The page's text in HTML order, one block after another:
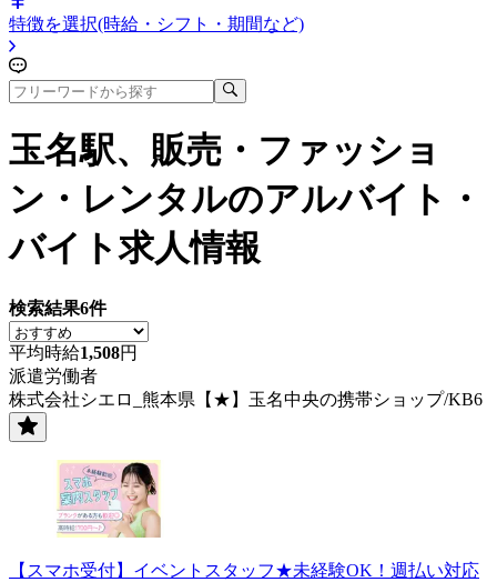
特徴を選択(時給・シフト・期間など)
玉名駅、販売・ファッショ
ン・レンタルのアルバイト・
バイト求人情報
検索結果6件
平均時給1,508円
派遣労働者
株式会社シエロ_熊本県【★】玉名中央の携帯ショップ/KB6
【スマホ受付】イベントスタッフ★未経験OK！週払い対応